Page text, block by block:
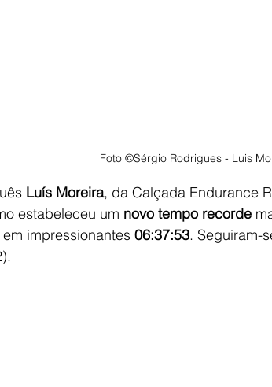
Foto ©Sérgio Rodrigues - Luis
Luís Moreira, da Calçada Endurance
estabeleceu um novo tempo recorde
impressionantes 06:37:53. Seguiram-